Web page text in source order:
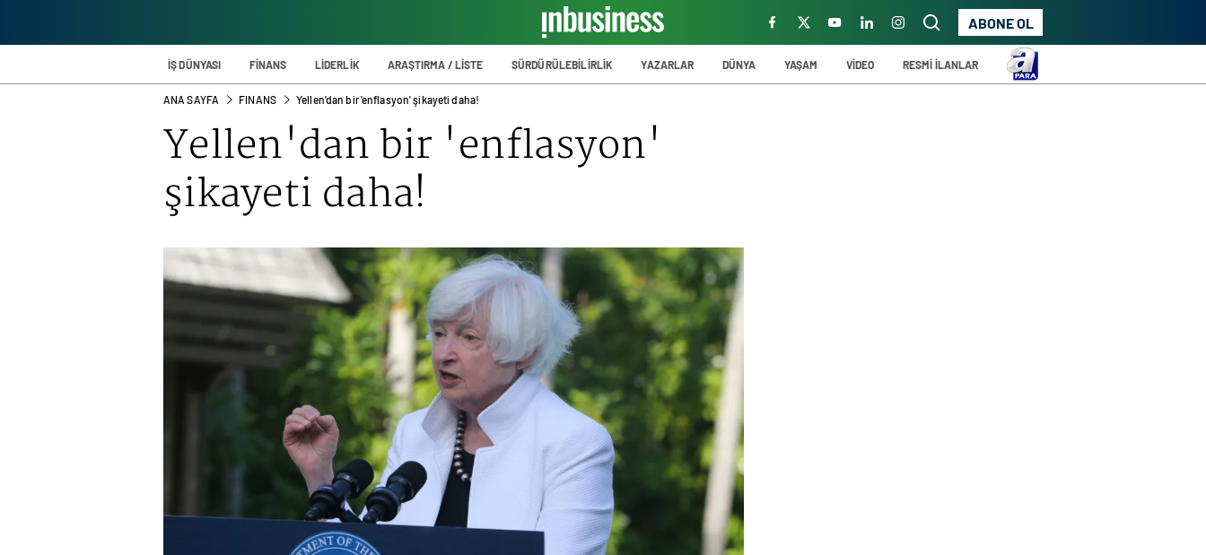
ABONE OL
İŞ DÜNYASI FİNANS LİDERLİK ARAŞTIRMA / LİSTE SÜRDÜRÜLEBİLİRLİK YAZARLAR DÜNYA YAŞAM VİDEO RESMİ İLANLAR
ANA SAYFA FINANS Yellen'dan bir 'enflasyon' şikayeti daha!
Yellen'dan bir 'enflasyon'
şikayeti daha!